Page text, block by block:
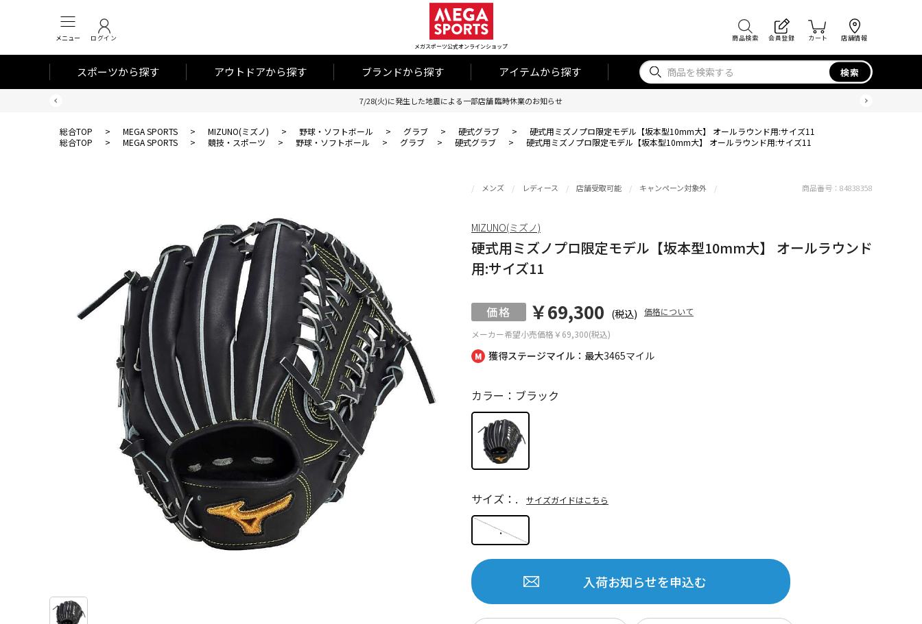
メニュー ログイン
メガスポーツ公式オンラインショップ
商品検索 会員登録 カート 店舗情報
スポーツから探す アウトドアから探す ブランドから探す アイテムから探す 検索
7/28(火)に発生した地震による一部店舗 臨時休業のお知らせ
総合TOP > MEGA SPORTS > MIZUNO(ミズノ) > 野球・ソフトボール > グラブ > 硬式グラブ >
硬式用ミズノプロ限定モデル【坂本型10mm大】 オールラウンド用:サイズ11
総合TOP
> MEGA SPORTS > 競技・スポーツ > 野球・ソフトボール > グラブ > 硬式グラブ > 硬式用ミズノプロ限定モデル【坂本型10mm大】 オールラウンド用:サイズ11
獲得ステージマイル：最大3465マイル
メンズ レディース 店舗受取可能 キャンペーン対象外
硬式用ミズノプロ限定モデル【坂本型10mm大】 オールラウンド
用:サイズ11
メーカー希望小売価格￥69,300(税込)
￥69,300 (税込) 価格について
カラー：ブラック
.
サイズ：. サイズガイドはこちら
入荷お知らせを申込む
商品番号： 84838358
MIZUNO(ミズノ)